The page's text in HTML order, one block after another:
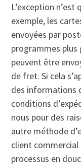
L’exception
exemple, les
envoyées par
programmes
peuvent être
de fret. Si cela
des informations
conditions
nous pour des
autre méthode
client commercial
processus en